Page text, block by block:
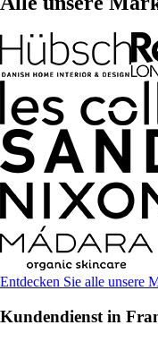
Entdecken Sie alle unsere
Kundendienst in